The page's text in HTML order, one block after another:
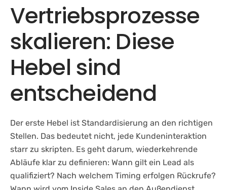
Vertriebsprozesse
skalieren: Diese
Hebel sind
entscheidend
Der erste Hebel ist Standardisierung an den richtigen
Stellen. Das bedeutet nicht, jede Kundeninteraktion
starr zu skripten. Es geht darum, wiederkehrende
Abläufe klar zu definieren: Wann gilt ein Lead als
qualifiziert? Nach welchem Timing erfolgen Rückrufe?